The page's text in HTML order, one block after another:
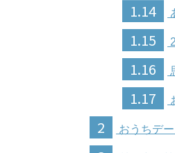
1.14
1.15
1.16
1.17
2 おうちデ